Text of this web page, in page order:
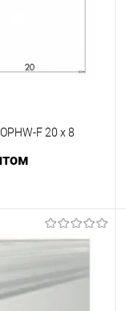
F 20 x 8
ціну
До
порівняння